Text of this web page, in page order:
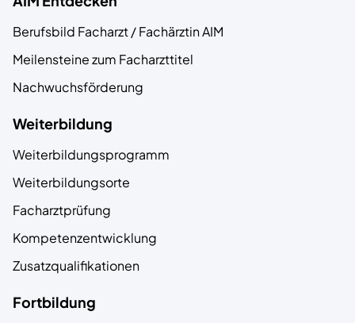
Berufsbild Facharzt / Fachärztin AIM
Meilensteine zum Facharzttitel
Nachwuchsförderung
Weiterbildung
Weiterbildungsprogramm
Weiterbildungsorte
Facharztprüfung
Kompetenzentwicklung
Zusatzqualifikationen
Fortbildung